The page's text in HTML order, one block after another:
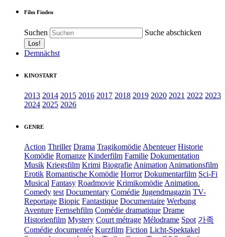
Film Finden
Suchen Suche abschicken
Demnächst
KINOSTART
2013 2014 2015 2016 2017 2018 2019 2020 2021 2022 2023
2024 2025 2026
GENRE
Action Thriller Drama Tragikomödie Abenteuer Historie
Komödie Romanze Kinderfilm Familie Dokumentation
Musik Kriegsfilm Krimi Biografie Animation Animationsfilm
Erotik Romantische Komödie Horror Dokumentarfilm Sci-Fi
Musical Fantasy Roadmovie Krimikomödie Animation.
Comedy test Documentary Comédie Jugendmagazin TV-
Reportage Biopic Fantastique Documentaire Werbung
Aventure Fernsehfilm Comédie dramatique Drame
Historienfilm Mystery Court métrage Mélodrame Spot 가족
Comédie documentée Kurzfilm Fiction Licht-Spektakel